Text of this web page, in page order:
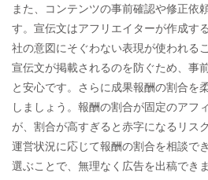
また、コンテンツの事前確認や修正依
す。宣伝文はアフリエイターが作成す
社の意図にそぐわない表現が使われる
宣伝文が掲載されるのを防ぐため、事
と安心です。さらに成果報酬の割合を
しましょう。報酬の割合が固定のアフ
が、割合が高すぎると赤字になるリス
運営状況に応じて報酬の割合を相談で
選ぶことで、無理なく広告を出稿できま